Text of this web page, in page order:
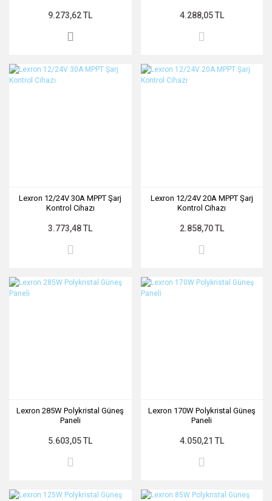
9.273,62 TL 4.288,05 TL
Lexron 12/24V 30A MPPT Şarj
Kontrol Cihazı
3.773,48 TL
Lexron 12/24V 20A MPPT Şarj
Kontrol Cihazı
2.858,70 TL
Lexron 285W Polykristal Güneş
Paneli
5.603,05 TL
Lexron 170W Polykristal Güneş
Paneli
4.050,21 TL